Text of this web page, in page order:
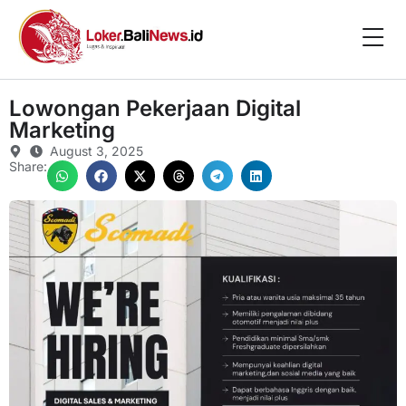
Lowongan Pekerjaan Digital
Marketing
August 3, 2025
Share: